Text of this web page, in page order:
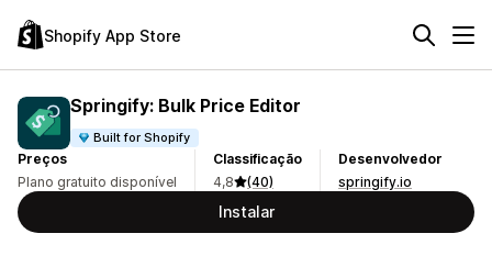
Shopify App Store
Springify: Bulk Price Editor
Built for Shopify
Preços
Plano gratuito disponível
Classificação
4,8
(40)
Desenvolvedor
springify.io
Instalar